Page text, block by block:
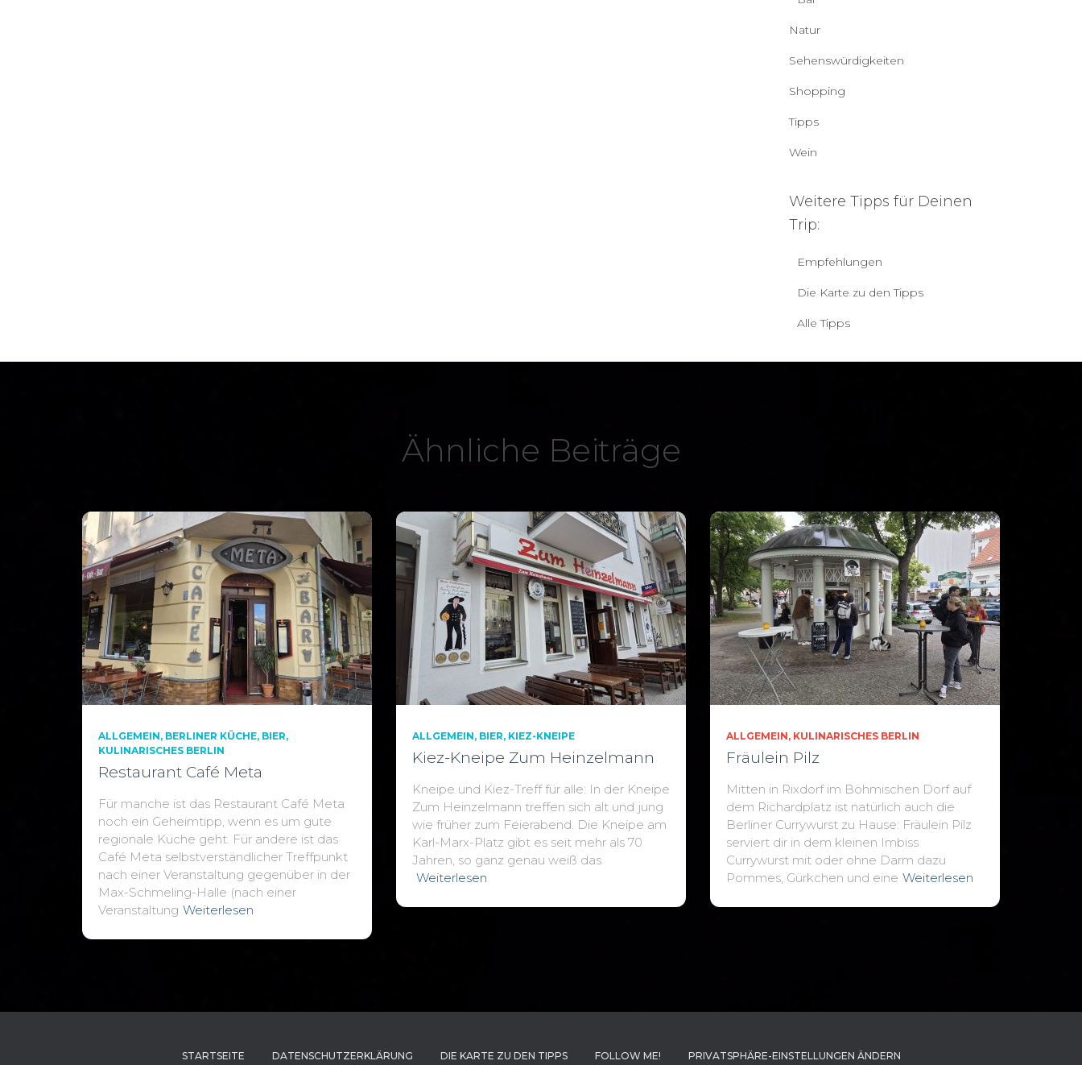
Natur
Sehenswürdigkeiten
Shopping
Tipps
Wein
Weitere Tipps für Deinen
Trip:
Empfehlungen
Die Karte zu den Tipps
Alle Tipps
Ähnliche Beiträge
ALLGEMEIN BERLINER KÜCHE BIER
KULINARISCHES BERLIN
Restaurant Café Meta
Für manche ist das Restaurant Café Meta
noch ein Geheimtipp, wenn es um gute
regionale Küche geht. Für andere ist das
Café Meta selbstverständlicher Treffpunkt
nach einer Veranstaltung gegenüber in der
Max-Schmeling-Halle (nach einer
Veranstaltung Weiterlesen
ALLGEMEIN BIER KIEZ-KNEIPE
Kiez-Kneipe Zum Heinzelmann
Kneipe und Kiez-Treff für alle: In der Kneipe
Zum Heinzelmann treffen sich alt und jung
wie früher zum Feierabend. Die Kneipe am
Karl-Marx-Platz gibt es seit mehr als 70
Jahren, so ganz genau weiß das
Weiterlesen
ALLGEMEIN KULINARISCHES BERLIN
Fräulein Pilz
Mitten in Rixdorf im Böhmischen Dorf auf
dem Richardplatz ist natürlich auch die
Berliner Currywurst zu Hause: Fräulein Pilz
serviert dir in dem kleinen Imbiss
Currywurst mit oder ohne Darm dazu
Pommes, Gürkchen und eine Weiterlesen
STARTSEITE DATENSCHUTZERKLÄRUNG DIE KARTE ZU DEN TIPPS FOLLOW ME! PRIVATSPHÄRE-EINSTELLUNGEN ÄNDERN